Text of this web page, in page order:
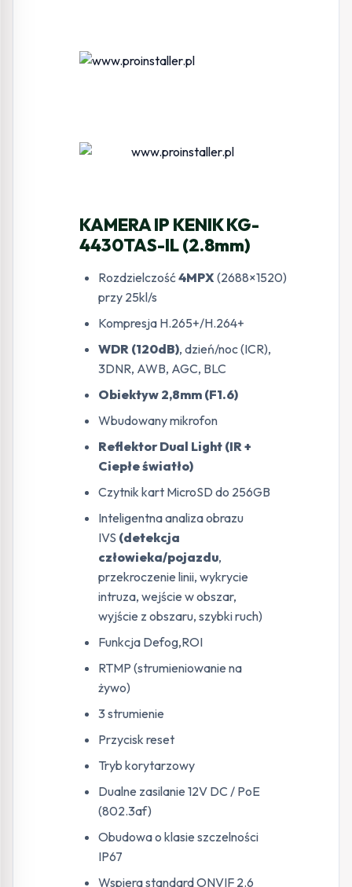
KAMERA IP KENIK KG-
4430TAS-IL (2.8mm)
Rozdzielczość4MPX (2688×1520)
przy 25kl/s
Kompresja H.265+/H.264+
WDR (120dB), dzień/noc (ICR),
3DNR, AWB, AGC, BLC
Obiektyw 2,8mm (F1.6)
Wbudowany mikrofon
Reflektor Dual Light (IR +
Ciepłe światło)
Czytnik kart MicroSD do 256GB
Inteligentna analiza obrazu
IVS (detekcja
człowieka/pojazdu,
przekroczenie linii, wykrycie
intruza, wejście w obszar,
wyjście z obszaru, szybki ruch)
Funkcja Defog,ROI
RTMP (strumieniowanie na
żywo)
3 strumienie
Przycisk reset
Tryb korytarzowy
Dualne zasilanie 12V DC / PoE
(802.3af)
Obudowa o klasie szczelności
IP67
Wspiera standard ONVIF 2.6